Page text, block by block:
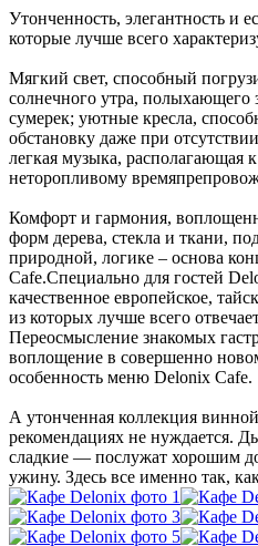
Утонченность, элегантность и
которые лучше всего
Мягкий свет, способный
солнечного утра, полыхающего
сумерек; уютные кресла,
обстановку даже при
легкая музыка, располагающая
неторопливому
Комфорт и гармония,
форм дерева, стекла и ткани,
природной, логике – основа
Cafe.Специально для гостей
качественное европейское,
из которых лучше всего
Переосмысление знакомых
воплощение в совершенно
особенность меню Delonix Cafe.
А утонченная коллекция
рекомендациях не нуждается.
сладкие — послужат хорошим
ужину. Здесь все именно так,